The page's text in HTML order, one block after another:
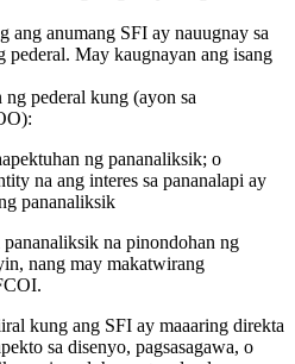
ang anumang SFI ay nauugnay sa
pederal. May kaugnayan ang isang
pederal kung (ayon sa
ng pananaliksik; o
na ang interes sa pananalapi ay
pananaliksik
na pinondohan ng
nang may makatwirang
kung ang SFI ay maaaring direkta
sa disenyo, pagsasagawa, o